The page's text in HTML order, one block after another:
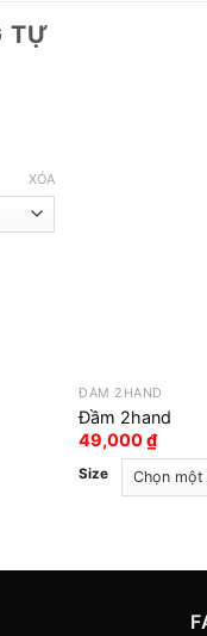
TỰ
XÓA
ĐẦM 2HAND
Đầm 2hand
49,000₫
Size